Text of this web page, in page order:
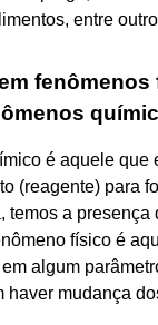
entre
fenômenos
é aquele que
(reagente) para
temos a presença
físico é
algum
haver mudança